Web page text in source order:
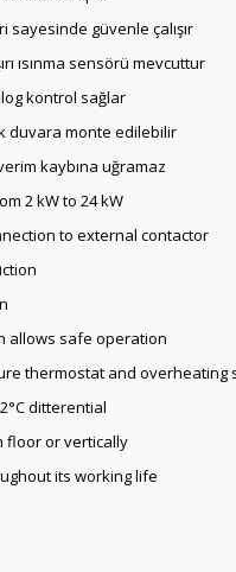
sayesinde güvenle çalışır
ısınma sensörü mevcuttur
kontrol sağlar
duvara monte edilebilir
kaybına uğramaz
2 kW to 24 kW
to external contactor
allows safe operation
thermostat and overheating
ditterential
floor or vertically
its working life